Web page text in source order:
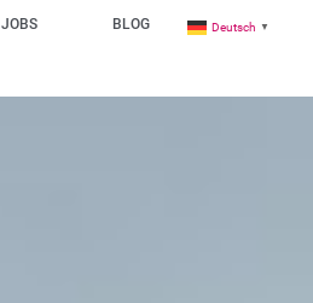
JOBS BLOG Deutsch ▼